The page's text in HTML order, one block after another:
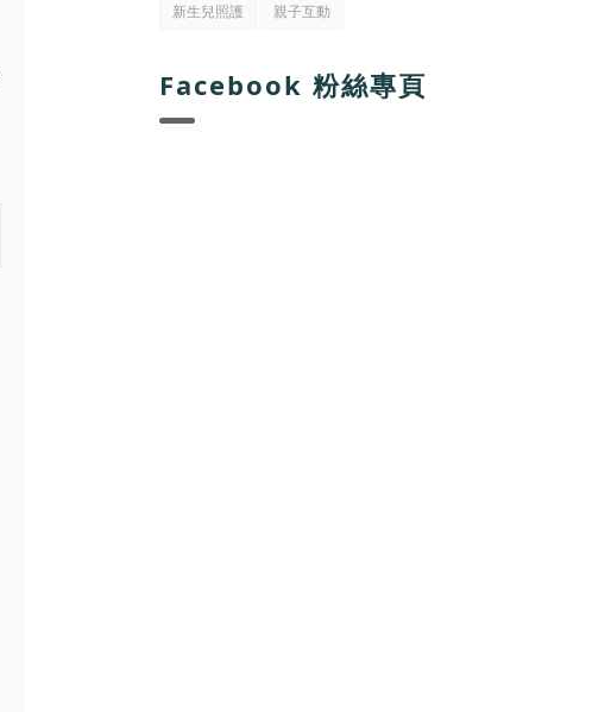
新生兒照護
親子互動
Facebook 粉絲專頁